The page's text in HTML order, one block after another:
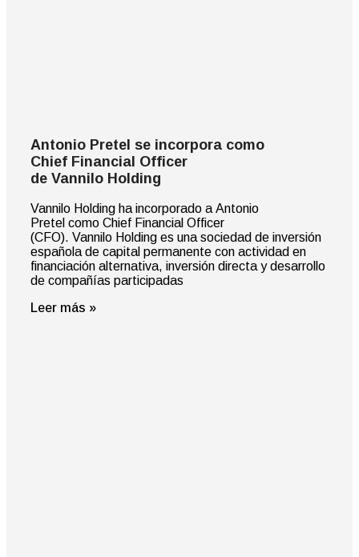
Antonio Pretel se incorpora como
Chief Financial Officer
de Vannilo Holding
Vannilo Holding ha incorporado a Antonio
Pretel como Chief Financial Officer
(CFO). Vannilo Holding es una sociedad de inversión
española de capital permanente con actividad en
financiación alternativa, inversión directa y desarrollo
de compañías participadas
Leer más »